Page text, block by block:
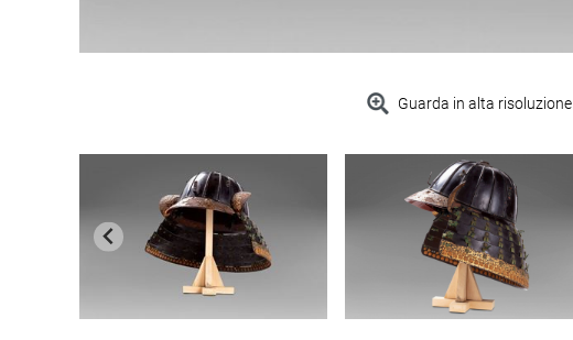
Guarda in alta risoluzione